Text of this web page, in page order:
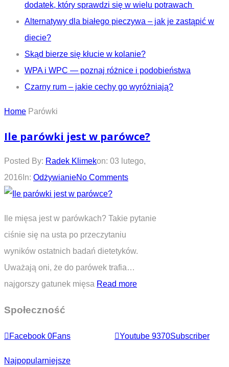
dodatek, który sprawdzi się w wielu potrawach
Alternatywy dla białego pieczywa – jak je zastąpić w
diecie?
Skąd bierze się kłucie w kolanie?
WPA i WPC — poznaj różnice i podobieństwa
Czarny rum – jakie cechy go wyróżniają?
Home Parówki
Ile parówki jest w parówce?
Posted By: Radek Klimekon: 03 lutego,
2016 In: OdżywianieNo Comments
Ile mięsa jest w parówkach? Takie pytanie
ciśnie się na usta po przeczytaniu
wyników ostatnich badań dietetyków.
Uważają oni, że do parówek trafia…
najgorszy gatunek mięsa Read more
Społeczność
Facebook 0Fans Youtube 9370Subscriber
Najpopularniejsze